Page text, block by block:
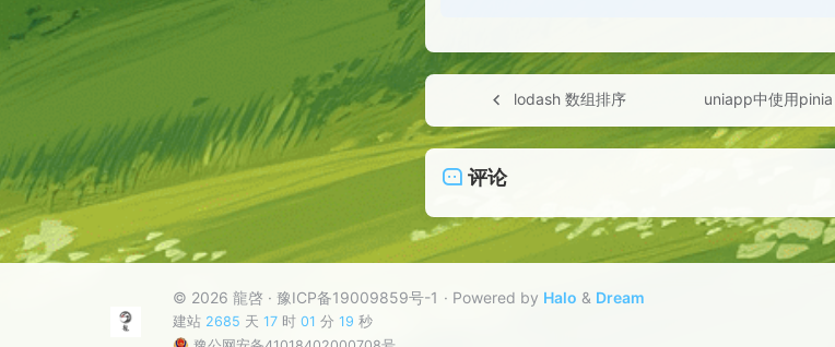
lodash 数组排序 uniapp中使用
评论
© 2026 龍啓 豫ICP备19009859号-1 Powered by Halo & Dream
建站 2685 天 17 时 01 分 21 秒